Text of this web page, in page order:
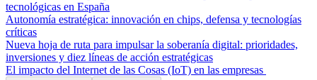
tecnológicas en España
Autonomía estratégica: innovación en chips, defensa y tecnologías
críticas
Nueva hoja de ruta para impulsar la soberanía digital: prioridades,
inversiones y diez líneas de acción estratégicas
El impacto del Internet de las Cosas (IoT) en las empresas